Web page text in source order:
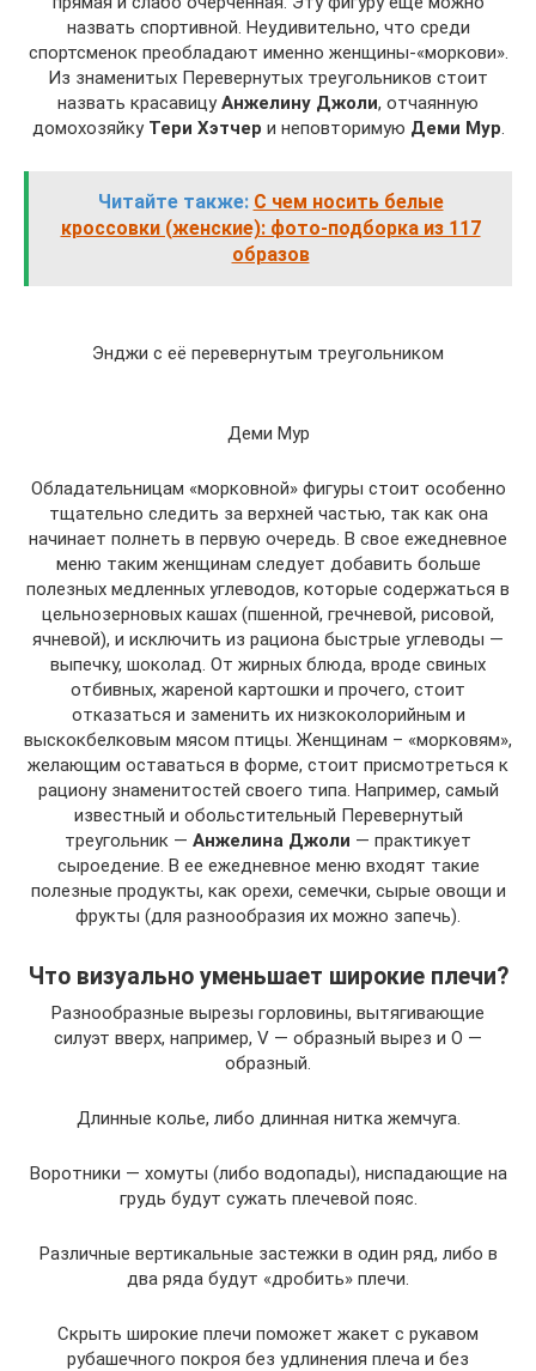
назвать спортивной. Неудивительно, что среди
спортсменок преобладают именно женщины-«моркови».
Из знаменитых Перевернутых треугольников стоит
назвать красавицуАнжелину Джоли, отчаянную
домохозяйку Тери Хэтчер и неповторимую Деми Мур.
Читайте также: С чем носить белые
кроссовки (женские): фото-подборка из 117
образов
Энджи с её перевернутым треугольником
Деми Мур
Обладательницам «морковной» фигуры стоит особенно
тщательно следить за верхней частью, так как она
начинает полнеть в первую очередь. В свое ежедневное
меню таким женщинам следует добавить больше
полезных медленных углеводов, которые содержаться в
цельнозерновых кашах (пшенной, гречневой, рисовой,
ячневой), и исключить из рациона быстрые углеводы —
выпечку, шоколад. От жирных блюда, вроде свиных
отбивных, жареной картошки и прочего, стоит
отказаться и заменить их низкоколорийным и
выскокбелковым мясом птицы. Женщинам – «морковям»,
желающим оставаться в форме, стоит присмотреться к
рациону знаменитостей своего типа. Например, самый
известный и обольстительный Перевернутый
треугольник — Анжелина Джоли — практикует
сыроедение. В ее ежедневное меню входят такие
полезные продукты, как орехи, семечки, сырые овощи и
фрукты (для разнообразия их можно запечь).
Что визуально уменьшает широкие плечи?
Разнообразные вырезы горловины, вытягивающие
силуэт вверх, например, V — образный вырез и О —
образный.
Длинные колье, либо длинная нитка жемчуга.
Воротники — хомуты (либо водопады), ниспадающие на
грудь будут сужать плечевой пояс.
Различные вертикальные застежки в один ряд, либо в
два ряда будут «дробить» плечи.
Скрыть широкие плечи поможет жакет с рукавом
рубашечного покроя без удлинения плеча и без